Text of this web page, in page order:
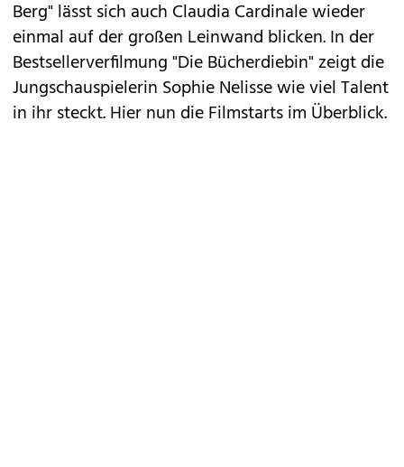
Berg" lässt sich auch Claudia Cardinale wieder
einmal auf der großen Leinwand blicken. In der
Bestsellerverfilmung "Die Bücherdiebin" zeigt die
Jungschauspielerin Sophie Nelisse wie viel Talent
in ihr steckt. Hier nun die Filmstarts im Überblick.